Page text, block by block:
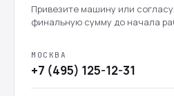
Привезите машину или
финальную сумму до начала
МОСКВА
+7 (495) 125-12-31